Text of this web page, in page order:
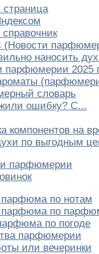
страница
(Новости
наносить
парфюмерии 2025
словарь
ошибку? С...
компонентов на
по выгодным
парфюмерии
по нотам
парфюма по
по погоде
парфюмерии
или вечеринки